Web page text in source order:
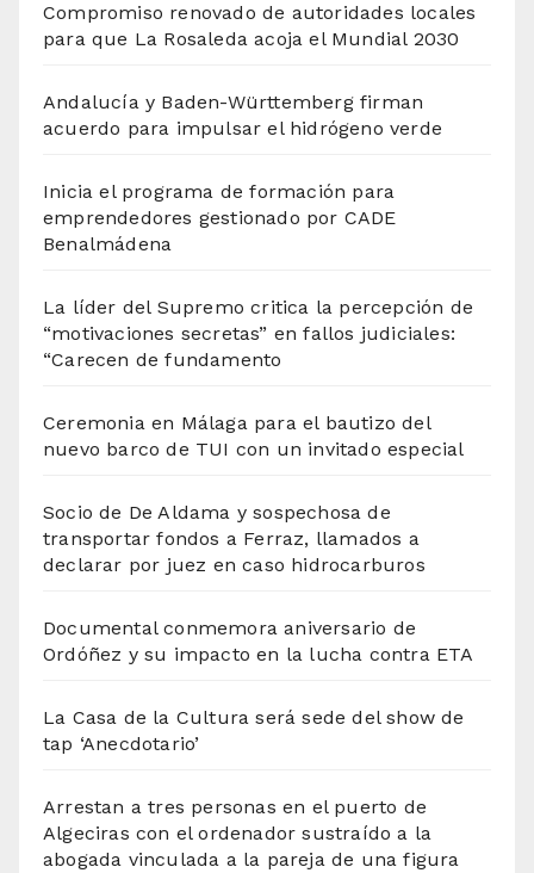
Compromiso renovado de autoridades locales
para que La Rosaleda acoja el Mundial 2030
Andalucía y Baden-Württemberg firman
acuerdo para impulsar el hidrógeno verde
Inicia el programa de formación para
emprendedores gestionado por CADE
Benalmádena
La líder del Supremo critica la percepción de
“motivaciones secretas” en fallos judiciales:
“Carecen de fundamento
Ceremonia en Málaga para el bautizo del
nuevo barco de TUI con un invitado especial
Socio de De Aldama y sospechosa de
transportar fondos a Ferraz, llamados a
declarar por juez en caso hidrocarburos
Documental conmemora aniversario de
Ordóñez y su impacto en la lucha contra ETA
La Casa de la Cultura será sede del show de
tap ‘Anecdotario’
Arrestan a tres personas en el puerto de
Algeciras con el ordenador sustraído a la
abogada vinculada a la pareja de una figura